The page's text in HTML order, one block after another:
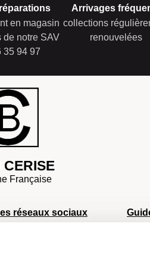
en magasin
de notre SAV
35 94 97
Arrivages
collections
renouvelées
Française
réseaux sociaux